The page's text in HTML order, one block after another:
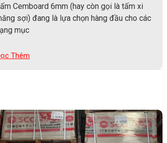
Cemboard 6mm (hay còn gọi là tấm xi
sợi) đang là lựa chọn hàng đầu cho các
mục
Thêm